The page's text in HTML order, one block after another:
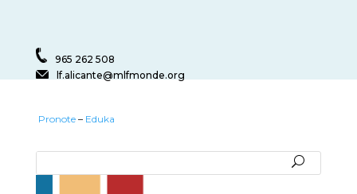
965 262 508
lf.alicante@mlfmonde.org
Pronote– Eduka